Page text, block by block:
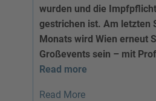
wurden und die
gestrichen ist. Am letzten
Monats wird Wien erneut
Großevents sein – mit
Read more
Read More